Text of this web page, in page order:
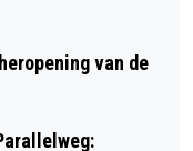
BIJ DEEN
DE
van de